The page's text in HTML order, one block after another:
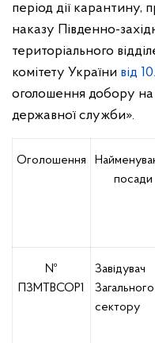
період дії карантину,
наказу Південно-
територіального
комітету України від
оголошення добору на
державної служби».
Оголошення
посади
№
ПЗМТВСОР1
Завідувач
Загального
сектору